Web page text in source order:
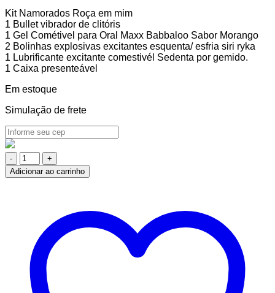
Kit Namorados Roça em mim
1 Bullet vibrador de clitóris
1 Gel Cométivel para Oral Maxx Babbaloo Sabor Morango
2 Bolinhas explosivas excitantes esquenta/ esfria siri ryka
1 Lubrificante excitante comestivél Sedenta por gemido.
1 Caixa presenteável
Em estoque
Simulação de frete
Kit
Namorados
Roça
Adicionar ao carrinho